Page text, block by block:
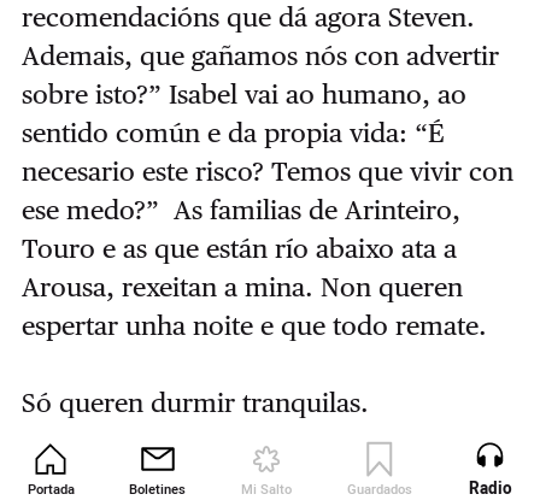
Portada Boletines Mi Salto Guardados Revista
recomendacións que dá agora Steven.
Ademais, que gañamos nós con advertir
sobre isto?” Isabel vai ao humano, ao
sentido común e da propia vida: “É
necesario este risco? Temos que vivir con
ese medo?” As familias de Arinteiro,
Touro e as que están río abaixo ata a
Arousa, rexeitan a mina. Non queren
espertar unha noite e que todo remate.
Só queren durmir tranquilas.
Radio